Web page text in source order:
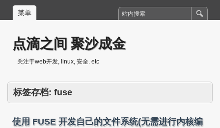
菜单
点滴之间 聚沙成金
关注于web开发, linux, 安全. etc
标签存档: fuse
使用 FUSE 开发自己的文件系统(无需进行内核编